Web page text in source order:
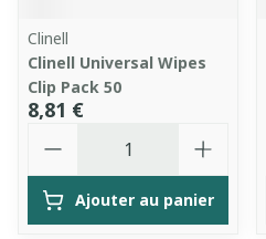
Clinell
Clinell Universal Wipes
Clip Pack 50
8,81 €
Ajouter au panier